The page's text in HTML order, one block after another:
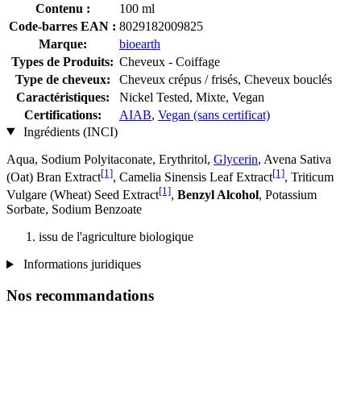
Contenu :
100 ml
Code-barres EAN : 8029182009825
Marque:
bioearth
Types de Produits: Cheveux - Coiffage
Type de cheveux:
Cheveux crépus / frisés, Cheveux bouclés
Caractéristiques:
Nickel Tested, Mixte, Vegan
Certifications:
AIAB, Vegan (sans certificat)
Ingrédients (INCI)
Aqua, Sodium Polyitaconate, Erythritol, Glycerin, Avena Sativa
(Oat) Bran Extract[1], Camelia Sinensis Leaf Extract[1], Triticum
Vulgare (Wheat) Seed Extract[1], Benzyl Alcohol, Potassium
Sorbate, Sodium Benzoate
issu de l'agriculture biologique
Informations juridiques
Nos recommandations